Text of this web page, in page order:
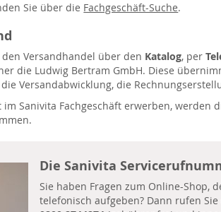
Sie über die Fachgeschäft-Suche.
Versandhandel über den Katalog, per
die Ludwig Bertram GmbH. Diese
Versandabwicklung, die
Sanivita Fachgeschäft erwerben, werden
Die Sanivita
Sie haben Fragen zum Online-Shop,
telefonisch aufgeben? Dann rufen